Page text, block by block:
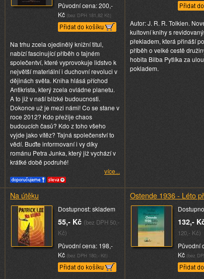
Původní cena: 200,-
Kč (bez DPH 181,82 Kč)
Na trhu zcela ojedinělý knižní titul,
nabízí fascinující příběh o tajném
společentví, které vyprovokuje lidstvo k
největší materiální i duchovní revoluci v
dějinách světa. Kniha hlásá příchod
Antikrista, který zcela ovládne planetu.
A to již v naší blízké budoucnosti.
Dokonce už je mezi námi! Co se stane v
roce 2012? Kdo přežije chaos
budoucích časů? Kdo z toho všeho
vyjde jako vítěz? Tajná společenství to
vědí. Buďte informovaní i vy díky
románu Petra Junka, který již vychází v
krátké době podruhé!
více...
Autor: J. R. R. Tolkien.
kultovní knihy s
překladem, která přináší
příběh o velké cestě
hobita Bilba Pytlíka za
pokladem.
Na útěku
Dostupnost: skladem
55,- Kč (bez DPH 50,-
Kč)
Původní cena: 198,-
Kč (bez DPH 180,- Kč)
Ostende 1936 - Léto
132,-
120,- Kč)
Původní
Kč (bez